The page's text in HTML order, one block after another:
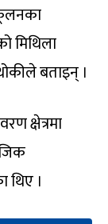
मिथिला
बताइन् ।
क्षेत्रमा
।